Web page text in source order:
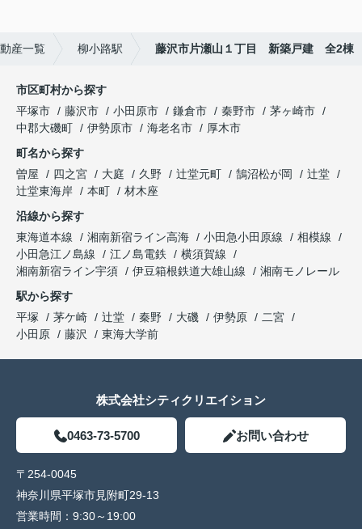
産一覧 柳小路駅 藤沢市片瀬山１丁目 新築戸建 全2棟
市区町村から探す
平塚市
藤沢市 小田原市 鎌倉市 秦野市
茅ヶ崎市
中郡大磯町
伊勢原市 海老名市
厚木市
町名から探す
曽屋
四之宮 大庭 久野 辻堂元町 鵠沼松が岡
辻堂
辻堂東海岸
本町
材木座
沿線から探す
東海道本線
湘南新宿ライン高海 小田急小田原線
相模線
小田急江ノ島線
江ノ島電鉄
横須賀線
湘南新宿ライン宇須
伊豆箱根鉄道大雄山線
湘南モノレール
駅から探す
平塚
茅ケ崎 辻堂 秦野 大磯 伊勢原
二宮
小田原
藤沢 東海大学前
株式会社シティクリエイション
0463-73-5700 お問い合わせ
〒254-0045
神奈川県平塚市見附町29-13
営業時間： 9:30～19:00